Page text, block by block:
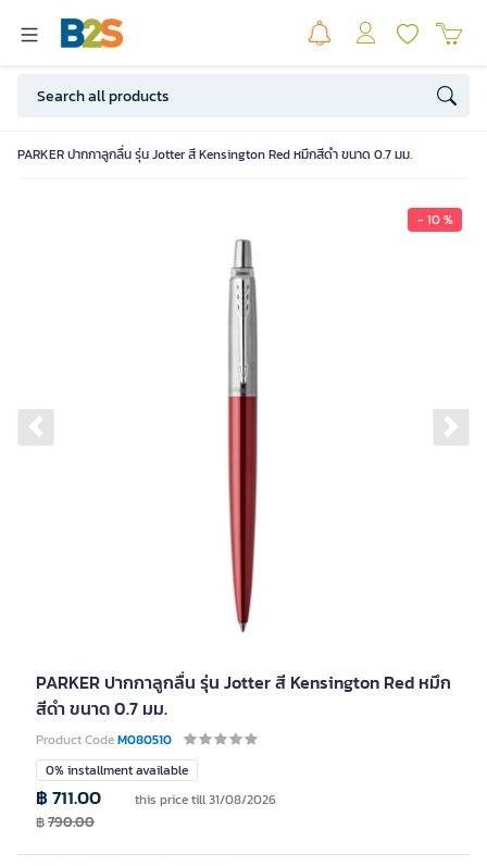
PARKER ปากกาลูกลื่น รุ่น Jotter สี Kensington Red หมึกสีดำ ขนาด 0.7 มม.
- 10 %
Previous slide
PARKER ปากกาลูกลื่น รุ่น Jotter สี Kensington Red หมึก
สีดำ ขนาด 0.7 มม.
Product CodeM080510
0% installment available
฿ 711.00 this price till 31/08/2026
฿790.00